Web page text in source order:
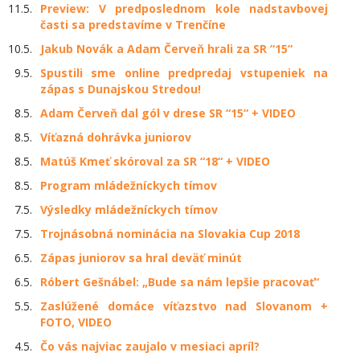
11.5.
Preview: V predposlednom kole nadstavbovej
časti sa predstavíme v Trenčíne
10.5.
Jakub Novák a Adam Červeň hrali za SR “15“
9.5.
Spustili sme online predpredaj vstupeniek na
zápas s Dunajskou Stredou!
8.5. Adam Červeň dal gól v drese SR “15“ + VIDEO
8.5. Víťazná dohrávka juniorov
8.5.
Matúš Kmeť skóroval za SR “18“ + VIDEO
8.5.
Program mládežníckych tímov
7.5. Výsledky mládežníckych tímov
7.5.
Trojnásobná nominácia na Slovakia Cup 2018
6.5.
Zápas juniorov sa hral deväť minút
6.5.
Róbert Gešnábel: „Bude sa nám lepšie pracovať“
5.5.
Zaslúžené domáce víťazstvo nad Slovanom +
FOTO, VIDEO
4.5. Čo vás najviac zaujalo v mesiaci apríl?